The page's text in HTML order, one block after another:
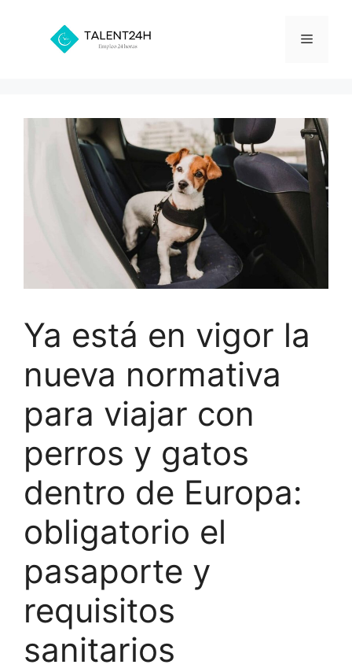
contenido
Menú
Ya está en vigor la
nueva normativa
para viajar con
perros y gatos
dentro de Europa:
obligatorio el
pasaporte y
requisitos
sanitarios